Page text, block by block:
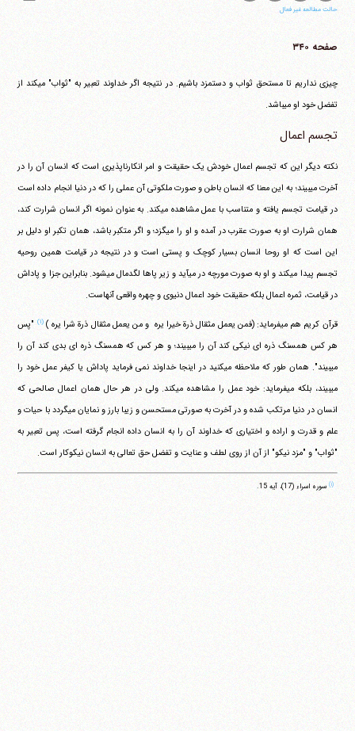
حالت مطالعه غیر فعال
صفحه ۳۴۰
چیزی نداریم تا مستحق ثواب و دستمزد باشیم. در نتیجه اگر خداوند تعبیر به "ثواب" می‎کند از
تفضل خود او می‎باشد.
تجسم اعمال
نکته دیگر این که تجسم اعمال خودش یک حقیقت و امر انکارناپذیری است که انسان آن را در
آخرت می‎بیند؛ به این معنا که انسان باطن و صورت ملکوتی آن عملی را که در دنیا انجام داده است
در قیامت تجسم یافته و متناسب با عمل مشاهده می‎کند. به عنوان نمونه اگر انسان شرارت کند،
همان شرارت او به صورت عقرب در آمده و او را می‎گزد؛ و اگر متکبر باشد، همان تکبر او دلیل بر
این است که او روحا انسان بسیار کوچک و پستی است و در نتیجه در قیامت همین روحیه
تجسم پیدا می‎کند و او به صورت مورچه در می‎آید و زیر پاها لگدمال می‎شود. بنابراین جزا و پاداش
در قیامت، ثمره اعمال بلکه حقیقت خود اعمال دنیوی و چهره واقعی آنهاست.
قرآن کریم هم می‎فرماید: (فمن یعمل مثقال ذرة خیرا یره ‏ و من یعمل مثقال ذرة شرا یره )(۱)
"پس
هر کس همسنگ ذره ای نیکی کند آن را می‎بیند؛ و هر کس که همسنگ ذره ای بدی کند آن را
می‎بیند". همان طور که ملاحظه می‎کنید در اینجا خداوند نمی فرماید پاداش یا کیفر عمل خود را
می‎بیند، بلکه می‎فرماید: خود عمل را مشاهده می‎کند. ولی در هر حال همان اعمال صالحی که
انسان در دنیا مرتکب شده و در آخرت به صورتی مستحسن و زیبا بارز و نمایان می‎گردد با حیات و
علم و قدرت و اراده و اختیاری که خداوند آن را به انسان داده انجام گرفته است، پس تعبیر به
"ثواب" و "مزد نیکو" از آن از روی لطف و عنایت و تفضل حق تعالی به انسان نیکوکار است.
(۱) سوره اسراء (17)، آیه 15.